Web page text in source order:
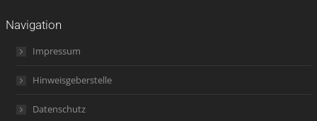
Navigation
Impressum
Hinweisgeberstelle
Datenschutz